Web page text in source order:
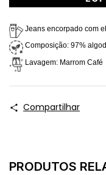
Jeans encorpado com
Composição: 97%
Lavagem: Marrom Café
Compartilhar
PRODUTOS